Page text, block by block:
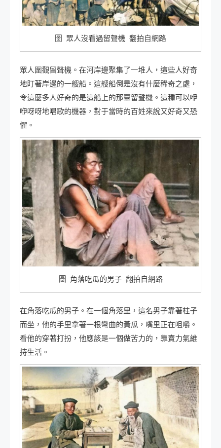
圖 眾人沒看過留聲機 翻拍自網路
眾人圍觀留聲機。在河岸邊聚集了一堆人，這些人好奇
地盯著岸邊的一艘船。這艘船倒是沒有什麼稀奇之處，
令這麼多人好奇的是這船上的那臺留聲機。這種可以咿
咿呀呀地唱歌的機器，對于當時的百姓來說又好奇又恐
懼。
圖 角落吃瓜的男子 翻拍自網路
在角落吃瓜的男子。在一個角落里，這名男子靠著柱子
而坐，他的手里拿著一根彎曲的黃瓜，嘴里正在咀嚼。
看他的穿著打扮，他應該是一個做苦力的，靠賣力氣維
持生活。